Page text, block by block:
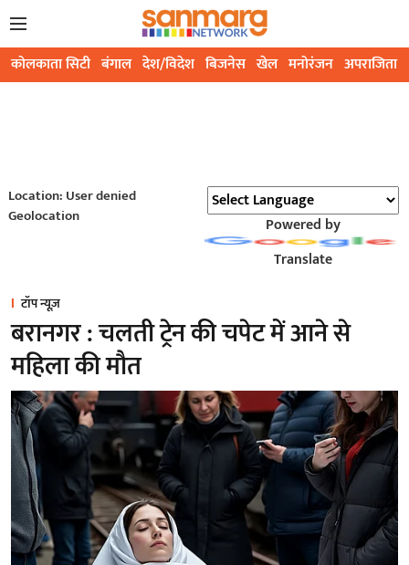
कोलकाता सिटी बंगाल देश/विदेश बिजनेस खेल मनोरंजन अपराजिता
Location: User denied
Geolocation
Powered by
Translate
टॉप न्यूज़
बरानगर : चलती ट्रेन की चपेट में आने से
महिला की मौत